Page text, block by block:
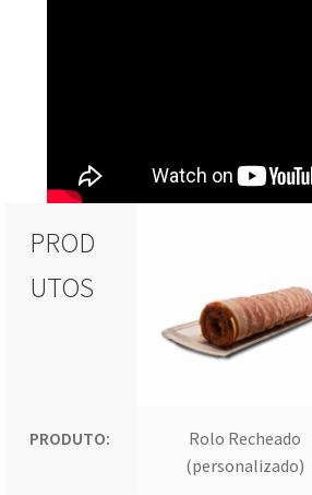
PROD
UTOS
PRODUTO:
Rolo Recheado
(personalizado)